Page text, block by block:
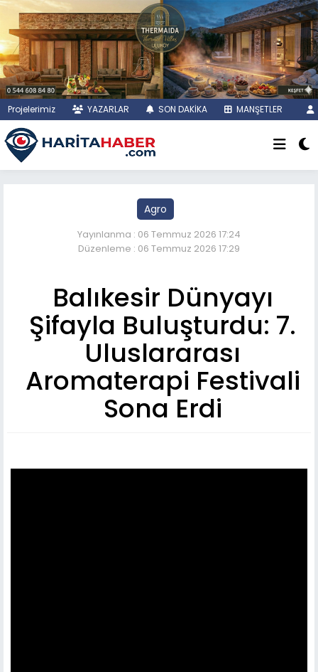
Projelerimiz YAZARLAR SON DAKİKA MANŞETLER
Agro
Yayınlanma : 06 Temmuz 2026 17:24
Düzenleme : 06 Temmuz 2026 17:29
Balıkesir Dünyayı
Şifayla Buluşturdu: 7.
Uluslararası
Aromaterapi Festivali
Sona Erdi